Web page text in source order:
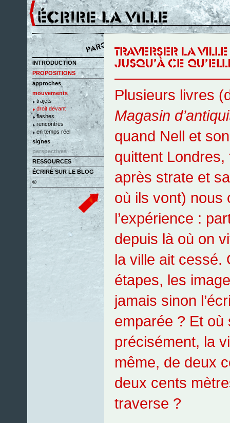
INTRODUCTION
PROPOSITIONS
approches
mouvements
trajets
droit devant
flashes
rencontres
en temps réel
signes
perspectives
RESSOURCES
ÉCRIRE SUR LE BLOG
©
Plusieurs livres
Magasin
quand Nell et
quittent
après strate et
où ils vont) nous
l’expérience :
depuis là où on
la ville ait cessé.
étapes, les
jamais sinon
emparée ? Et où
précisément, la
même, de deux
deux cents
traverse ?